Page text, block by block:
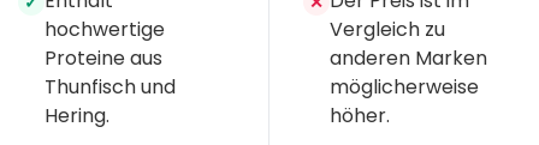
hochwertige
Proteine aus
Thunfisch und
Hering.
Vergleich zu
anderen Marken
möglicherweise
höher.